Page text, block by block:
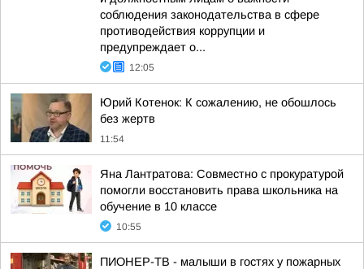
соблюдения законодательства в сфере
противодействия коррупции и
предупреждает о...
12:05
Юрий Котенок: К сожалению, не обошлось
без жертв
11:54
Яна Лантратова: Совместно с прокуратурой
помогли восстановить права школьника на
обучение в 10 классе
10:55
ПИОНЕР-ТВ - малыши в гостях у пожарных